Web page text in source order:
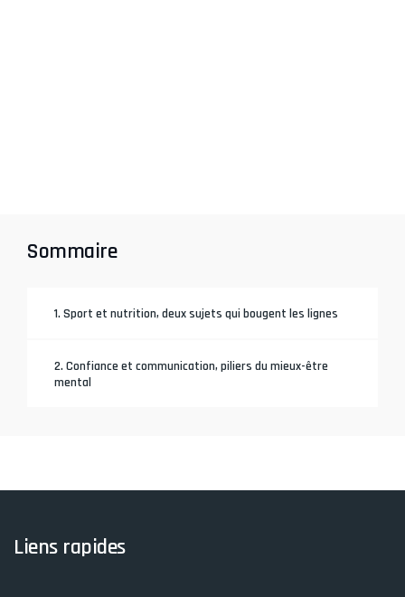
Sommaire
1. Sport et nutrition, deux sujets qui bougent les lignes
2. Confiance et communication, piliers du mieux-être
mental
Liens rapides